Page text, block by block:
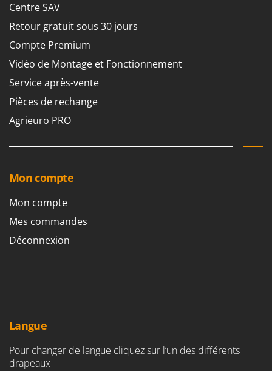
Spiralmac
Spring Protezione
Spyro
Stanley
Stiga
Stocker
Sunseeker
T
TecnoGen
Telwin
Tenco
Tineco
Troy-Bilt
Centre SAV
Retour gratuit sous 30 jours
Compte Premium
Vidéo de Montage et Fonctionnement
Service après-vente
Pièces de rechange
Agrieuro PRO
Mon compte
Mon compte
Mes commandes
Déconnexion
Langue
Pour changer de langue cliquez sur l’un des différents
drapeaux